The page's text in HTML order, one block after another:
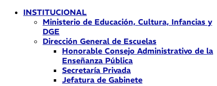
INSTITUCIONAL
Ministerio de Educación, Cultura, Infancias y
DGE
Dirección General de Escuelas
Honorable Consejo Administrativo de la
Enseñanza Pública
Secretaría Privada
Jefatura de Gabinete